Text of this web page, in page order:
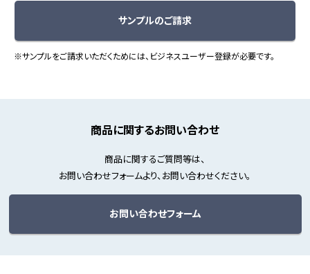
サンプルのご請求
※サンプルをご請求いただくためには、ビジネスユーザー登録が必要です。
商品に関するお問い合わせ
商品に関するご質問等は、
お問い合わせフォームより、お問い合わせください。
お問い合わせフォーム